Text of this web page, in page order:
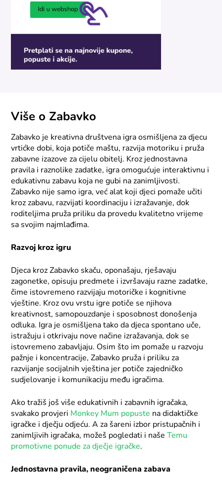
Više o Zabavko
Zabavko je kreativna društvena igra osmišljena za djecu
vrtićke dobi, koja potiče maštu, razvija motoriku i pruža
zabavne izazove za cijelu obitelj. Kroz jednostavna
pravila i raznolike zadatke, igra omogućuje interaktivnu i
edukativnu zabavu koja ne gubi na zanimljivosti.
Zabavko nije samo igra, već alat koji djeci pomaže učiti
kroz zabavu, razvijati koordinaciju i izražavanje, dok
roditeljima pruža priliku da provedu kvalitetno vrijeme
sa svojim najmlađima.
Razvoj kroz igru
Djeca kroz Zabavko skaču, oponašaju, rješavaju
zagonetke, opisuju predmete i izvršavaju razne zadatke,
čime istovremeno razvijaju motoričke i kognitivne
vještine. Kroz ovu vrstu igre potiče se njihova
kreativnost, samopouzdanje i sposobnost donošenja
odluka. Igra je osmišljena tako da djeca spontano uče,
istražuju i otkrivaju nove načine izražavanja, dok se
istovremeno zabavljaju. Osim što im pomaže u razvoju
pažnje i koncentracije, Zabavko pruža i priliku za
razvijanje socijalnih vještina jer potiče zajedničko
sudjelovanje i komunikaciju među igračima.
Ako tražiš još više edukativnih i zabavnih igračaka,
svakako provjeri Monkey Mum popuste na didaktičke
igračke i dječju odjeću. A za šareni izbor pristupačnih i
zanimljivih igračaka, možeš pogledati i naše
Temu
promotivne ponude za dječje igračke.
Jednostavna pravila, neograničena zabava